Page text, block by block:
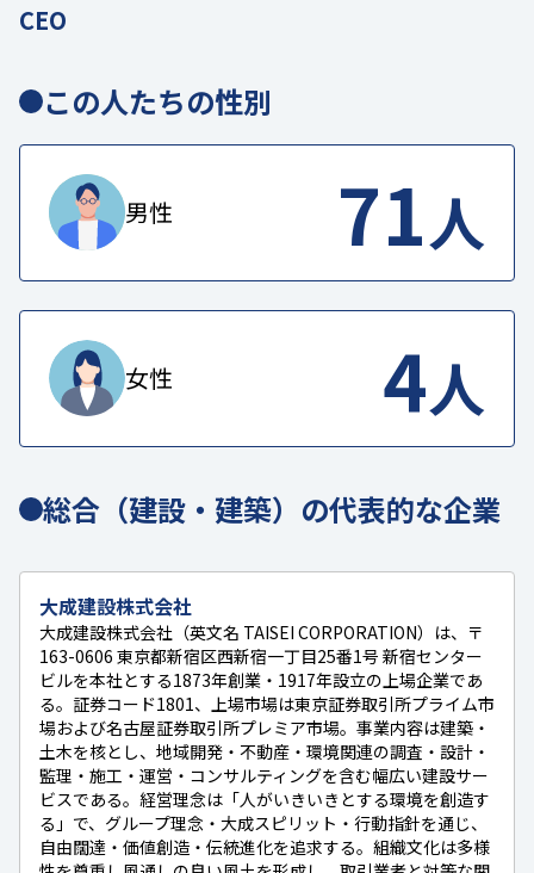
CEO
この人たちの性別
男性 71人
女性 4人
総合（建設・建築）の代表的な企業
大成建設株式会社
大成建設株式会社（英文名 TAISEI CORPORATION）は、〒
163-0606 東京都新宿区西新宿一丁目25番1号 新宿センター
ビルを本社とする1873年創業・1917年設立の上場企業であ
る。証券コード1801、上場市場は東京証券取引所プライム市
場および名古屋証券取引所プレミア市場。事業内容は建築・
土木を核とし、地域開発・不動産・環境関連の調査・設計・
監理・施工・運営・コンサルティングを含む幅広い建設サー
ビスである。経営理念は「人がいきいきとする環境を創造す
る」で、グループ理念・大成スピリット・行動指針を通じ、
自由闊達・価値創造・伝統進化を追求する。組織文化は多様